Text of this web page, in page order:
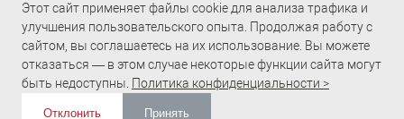
Этот сайт применяет файлы cookie для анализа трафика и
улучшения пользовательского опыта. Продолжая работу с
сайтом, вы соглашаетесь на их использование. Вы можете
отказаться — в этом случае некоторые функции сайта могут
быть недоступны. Политика конфиденциальности >
Отклонить Принять